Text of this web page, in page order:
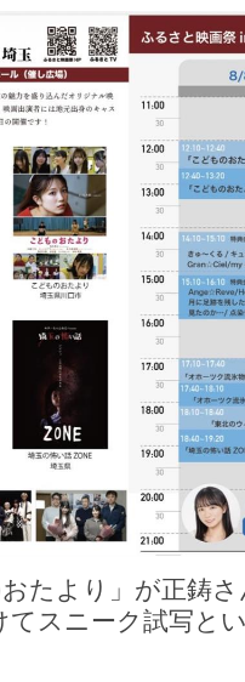
おたより」が正鋳
てスニーク試写と